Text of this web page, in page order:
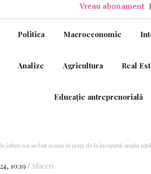
Vreau abonament |
Politica Macroeconomie
Analize Agricultura Real
Educație antreprenorială
joburi noi au fost scoase în piață de la începutul anului
10:19 Afaceri